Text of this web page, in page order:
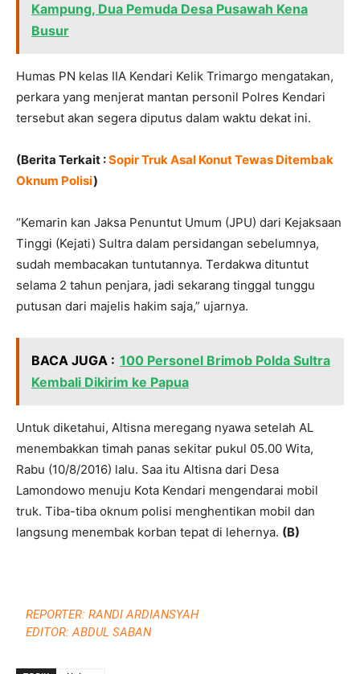
Kampung, Dua Pemuda Desa Pusawah Kena
Busur
Humas PN kelas IIA Kendari Kelik Trimargo mengatakan,
perkara yang menjerat mantan personil Polres Kendari
tersebut akan segera diputus dalam waktu dekat ini.
(Berita Terkait :Sopir Truk Asal Konut Tewas Ditembak
Oknum Polisi)
“Kemarin kan Jaksa Penuntut Umum (JPU) dari Kejaksaan
Tinggi (Kejati) Sultra dalam persidangan sebelumnya,
sudah membacakan tuntutannya. Terdakwa dituntut
selama 2 tahun penjara, jadi sekarang tinggal tunggu
putusan dari majelis hakim saja,” ujarnya.
BACA JUGA : 100 Personel Brimob Polda Sultra
Kembali Dikirim ke Papua
Untuk diketahui, Altisna meregang nyawa setelah AL
menembakkan timah panas sekitar pukul 05.00 Wita,
Rabu (10/8/2016) lalu. Saa itu Altisna dari Desa
Lamondowo menuju Kota Kendari mengendarai mobil
truk. Tiba-tiba oknum polisi menghentikan mobil dan
langsung menembak korban tepat di lehernya. (B)
REPORTER: RANDI ARDIANSYAH
EDITOR: ABDUL SABAN